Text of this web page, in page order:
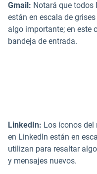
Gmail: Notará que todos
están en escala de
algo importante; en este
bandeja de entrada.
LinkedIn: Los íconos del
en LinkedIn están en
utilizan para resaltar
y mensajes nuevos.